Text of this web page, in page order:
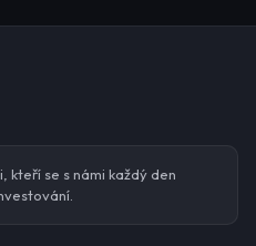
kteří se s námi každý den